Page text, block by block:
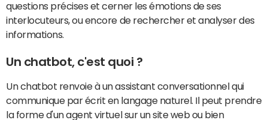
questions précises et cerner les émotions de ses
interlocuteurs, ou encore de rechercher et analyser des
informations.
Un chatbot, c'est quoi ?
Un chatbot renvoie à un assistant conversationnel qui
communique par écrit en langage naturel. Il peut prendre
la forme d'un agent virtuel sur un site web ou bien